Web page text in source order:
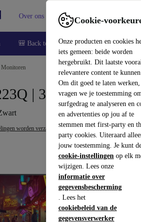
Cookie-
Onze producten en cookies
iets gemeen: beide worden
hergebruikt. Dit laatste
relevantere content te
Om dit goed te laten werken,
vragen we je toestemming
surfgedrag te analyseren en
en advertenties op jou af te
stemmen met first-party en
party cookies. Uiteraard
jouw toestemming. Je kunt
cookie-instellingen op elk
wijzigen. Lees onze
informatie over
gegevensbescherming
. Lees het
cookiebeleid van de
gegevensverwerker
Over ons Verkopen Support
🎒 Back to school Smartphones
Monitoren
| 32-inch
worden verzameld)